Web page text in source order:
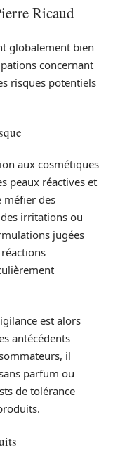
Ricaud
globalement bien
concernant
risques potentiels
aux cosmétiques
peaux réactives et
méfier des
irritations ou
jugées
est alors
antécédents
il
parfum ou
de tolérance